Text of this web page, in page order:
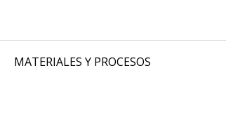
MATERIALES Y PROCESOS